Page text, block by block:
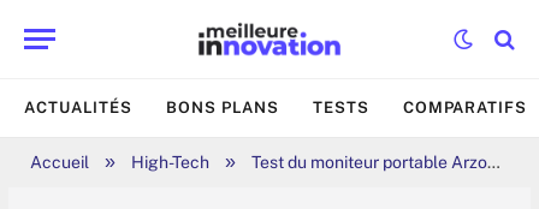
ACTUALITÉS BONS PLANS TESTS COMPARATIFS
Accueil » High-Tech » Test du moniteur portable Arzopa Z3FC : nomade jusqu’à un certain point…